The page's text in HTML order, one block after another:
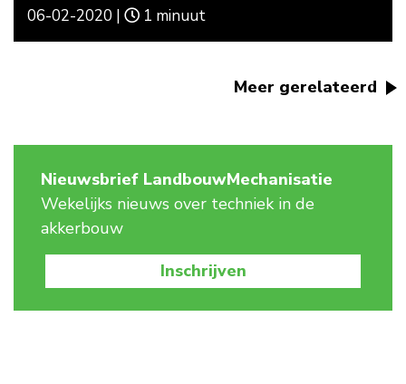
06-02-2020 | 1 minuut
Meer gerelateerd
Nieuwsbrief LandbouwMechanisatie
Wekelijks nieuws over techniek in de
akkerbouw
Inschrijven